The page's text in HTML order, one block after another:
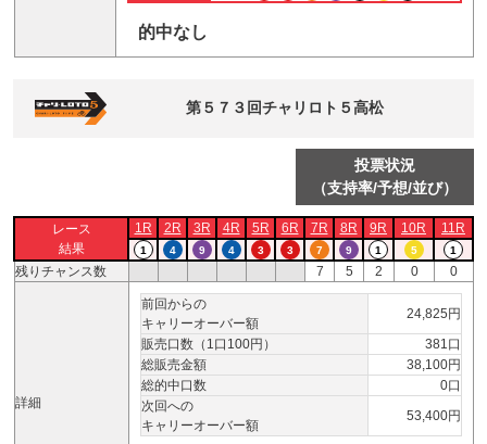
的中なし
第５７３回チャリロト５高松
投票状況
（支持率/予想/並び）
レース
結果
1R 2R 3R 4R 5R 6R 7R 8R 9R 10R 11R
1 4 9 4 3 3 7 9 1 5 1
残りチャンス数 7 5 2 0 0
詳細
前回からの
キャリーオーバー額
24,825円
販売口数（1口100円）
381口
総販売金額
38,100円
総的中口数
0口
次回への
キャリーオーバー額
53,400円